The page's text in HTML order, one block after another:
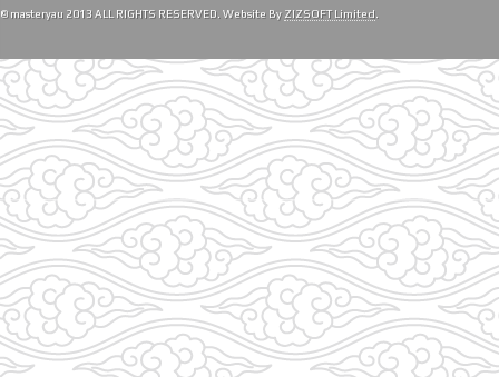
© masteryau 2013 ALL RIGHTS RESERVED. Website By ZIZSOFT Limited